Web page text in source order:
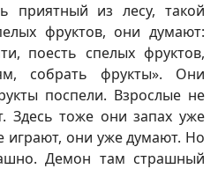
приятный из лесу, такой
фруктов, они думают:
поесть спелых фруктов,
собрать фрукты». Они
поспели. Взрослые не
Здесь тоже они запах уже
играют, они уже думают. Но
Демон там страшный